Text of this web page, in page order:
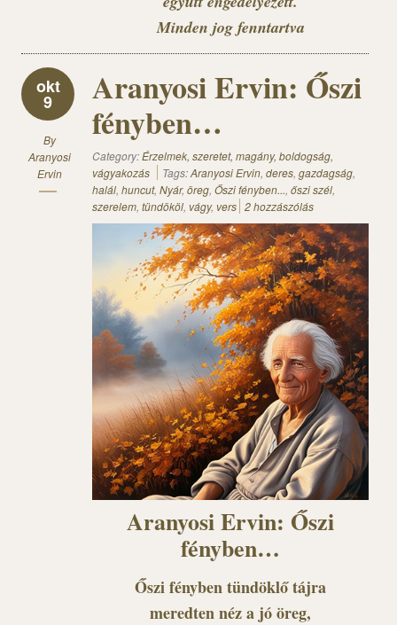
Minden jog fenntartva
okt
9
By
Aranyosi
Ervin
Aranyosi Ervin: Őszi
fényben…
Category:Érzelmek, szeretet, magány, boldogság,
vágyakozás
Tags:Aranyosi Ervin, deres, gazdagság,
halál, huncut, Nyár, öreg, Őszi fényben..., őszi szél,
szerelem, tündököl, vágy, vers 2 hozzászólás
Aranyosi Ervin: Őszi
fényben…
Őszi fényben tündöklő tájra
meredten néz a jó öreg,